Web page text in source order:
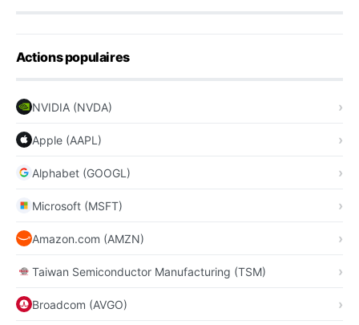
Actions populaires
NVIDIA (NVDA)
Apple (AAPL)
Alphabet (GOOGL)
Microsoft (MSFT)
Amazon.com (AMZN)
Taiwan Semiconductor Manufacturing (TSM)
Broadcom (AVGO)